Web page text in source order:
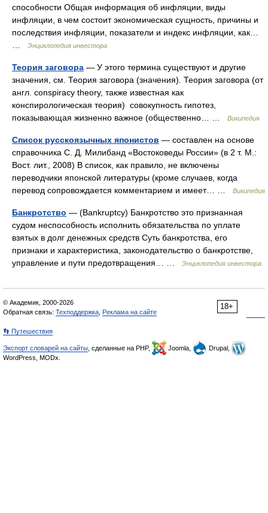
способности Общая информация об инфляции, виды
инфляции, в чем состоит экономическая сущность, причины и
последствия инфляции, показатели и индекс инфляции, как…
Энциклопедия инвестора
Теория заговора — У этого термина существуют и другие
значения, см. Теория заговора (значения). Теория заговора (от
англ. conspiracy theory, также известная как
конспирологическая теория) совокупность гипотез,
показывающая жизненно важное (общественно… …
Википедия
Список русскоязычных японистов — составлен на основе
справочника С. Д. Милибанд «Востоковеды России» (в 2 т. М.:
Вост. лит., 2008) В список, как правило, не включены
переводчики японской литературы (кроме случаев, когда
перевод сопровождается комментарием и имеет… …
Википедия
Банкротство — (Bankruptcy) Банкротство это признанная
судом неспособность исполнить обязательства по уплате
взятых в долг денежных средств Суть банкротства, его
признаки и характеристика, законодательство о банкротстве,
управление и пути предотвращения… …
Энциклопедия инвестора
18+
© Академик, 2000-2026
Обратная связь: Техподдержка Реклама на сайте
👣 Путешествия
Экспорт словарей на сайты , сделанные на PHP, Joomla,
Drupal,
WordPress, MODx.